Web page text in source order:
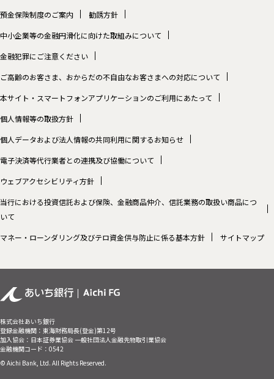
預金保険制度のご案内
勧誘方針
中小企業等の金融円滑化に向けた取組みについて
金融犯罪にご注意ください
ご高齢のお客さま、おからだの不自由なお客さまへの対応について
本サイト・スマートフォンアプリケーションのご利用にあたって
個人情報等の取扱方針
個人データおよび法人情報の共同利用に関するお知らせ
電子決済等代行業者との連携及び協働について
ウェブアクセシビリティ方針
当行における投資信託および保険、金融商品仲介、信託業務の取扱い商品につ
いて
マネー・ローンダリング及びテロ資金供与防止に係る基本方針
サイトマップ
株式会社あいち銀行
登録金融機関：東海財務局長(登金)第12号
加入協会：日本証券業協会 一般社団法人金融先物取引業協会
金融機関コード：0542
© Aichi Bank, Ltd. All Rights Reserved.